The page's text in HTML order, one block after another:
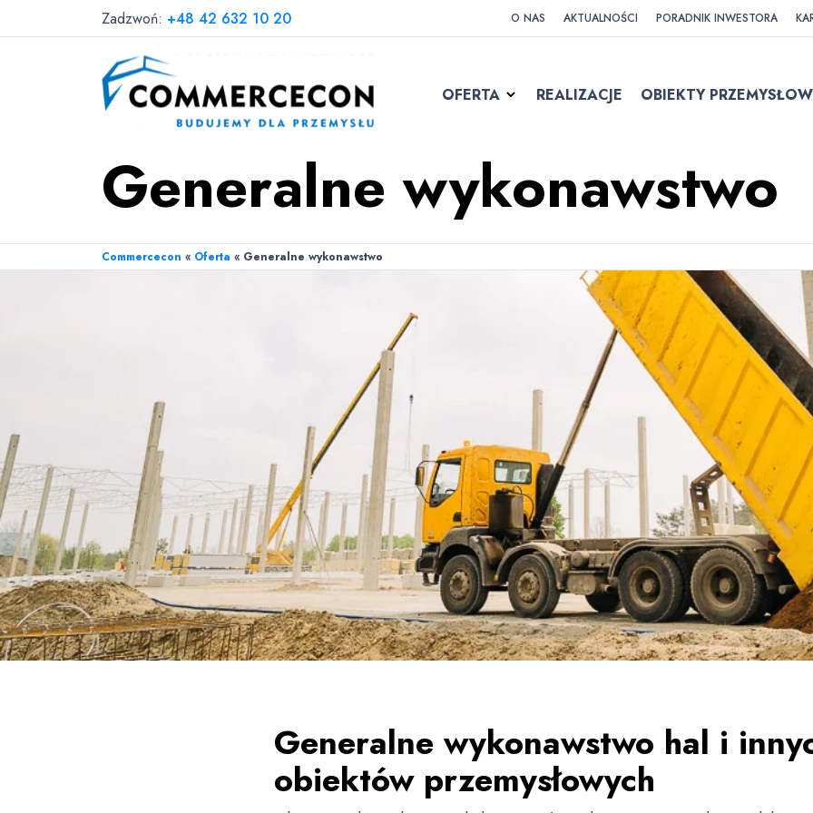
Zadzwoń: +48 42 632 10 20 O NAS AKTUALNOŚCI PORADNIK INWESTORA
OFERTA REALIZACJE OBIEKTY
Generalne wykonawstwo
Commercecon « Oferta « Generalne wykonawstwo
Generalne wykonawstwo hal i
obiektów przemysłowych